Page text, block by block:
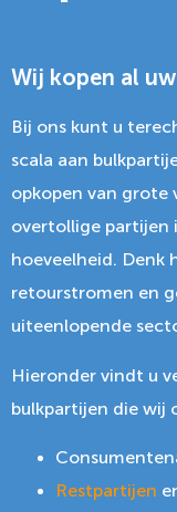
Wij kopen al
Bij ons kunt u
scala aan
opkopen van grote
overtollige partijen
hoeveelheid. Denk
retourstromen en
uiteenlopende
Hieronder vindt u
bulkpartijen die wij
Restpartijen